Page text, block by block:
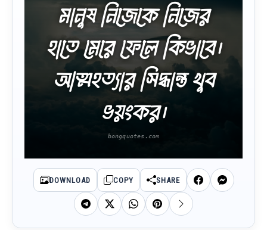
মানুষ নিজেকে নিজের
হাতে মেরে ফেলে কিভাবে।
আত্মহত্যার সিদ্ধান্ত খুব
ভয়ংকর।
DOWNLOAD COPY SHARE